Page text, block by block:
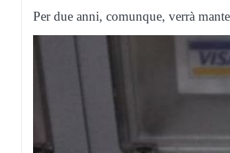
Per due anni, comunque, verrà